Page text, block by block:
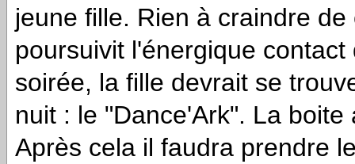
jeune fille. Rien à craindre
poursuivit l'énergique
soirée, la fille devrait se
nuit : le "Dance'Ark". La boite
Après cela il faudra prendre